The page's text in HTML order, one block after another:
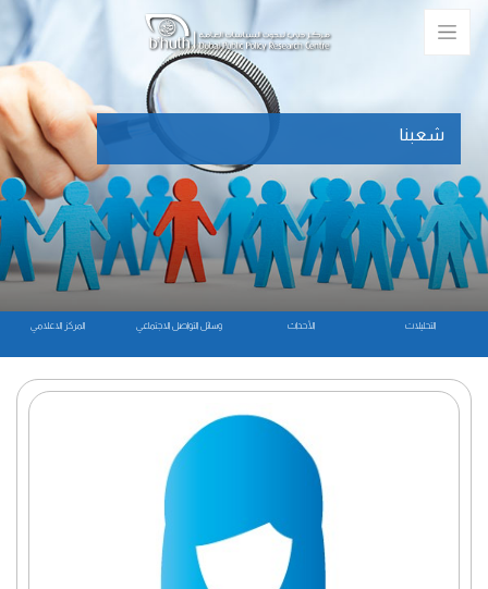
المركز الاعلامي وسائل التواصل الاجتماعي الأحداث التحليلات
شعبنا